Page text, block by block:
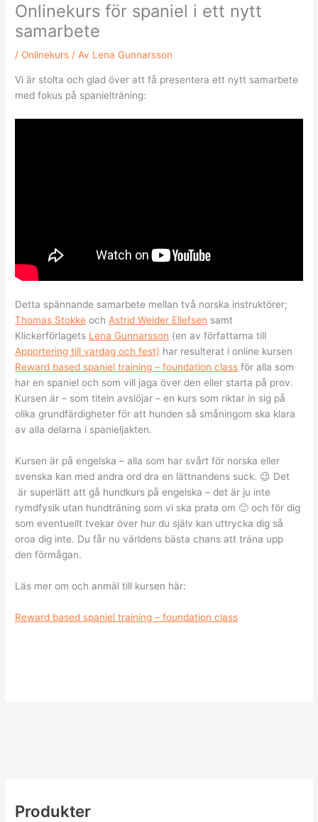
Onlinekurs för spaniel i ett nytt
samarbete
/ Onlinekurs / Av Lena Gunnarsson
Vi är stolta och glad över att få presentera ett nytt samarbete
med fokus på spanielträning:
Detta spännande samarbete mellan två norska instruktörer;
Thomas Stokke och Astrid Weider Ellefsen samt
Klickerförlagets Lena Gunnarsson (en av författarna till
Apportering till vardag och fest) har resulterat i online kursen
Reward based spaniel training – foundation class för alla som
har en spaniel och som vill jaga över den eller starta på prov.
Kursen är – som titeln avslöjar – en kurs som riktar in sig på
olika grundfärdigheter för att hunden så småningom ska klara
av alla delarna i spanieljakten.
Kursen är på engelska – alla som har svårt för norska eller
svenska kan med andra ord dra en lättnandens suck. 😉 Det
är superlätt att gå hundkurs på engelska – det är ju inte
rymdfysik utan hundträning som vi ska prata om 🙂 och för dig
som eventuellt tvekar över hur du själv kan uttrycka dig så
oroa dig inte. Du får nu världens bästa chans att träna upp
den förmågan.
Läs mer om och anmäl till kursen här:
Reward based spaniel training – foundation class
Produkter